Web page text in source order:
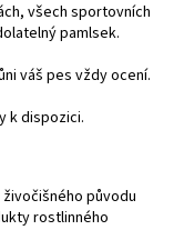
všech sportovních
pamlsek.
váš pes vždy ocení.
k dispozici.
původu
rostlinného